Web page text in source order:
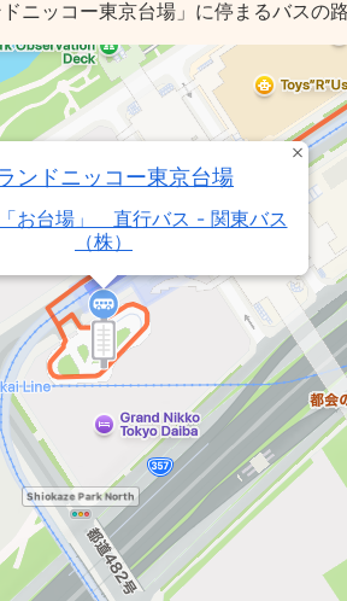
ニッコー東京台場」に停まるバスの
ンドニッコー東京台場
お台場」 直行バス - 関東バス
（株）